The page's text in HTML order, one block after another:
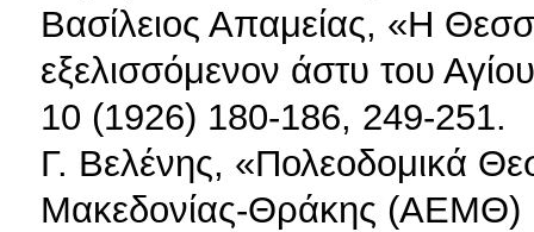
Βασίλειος Απαμείας, «Η
εξελισσόμενον άστυ του
10 (1926) 180-186, 249-251.
Γ. Βελένης, «Πολεοδομικά
Μακεδονίας-Θράκης (ΑΕΜΘ)